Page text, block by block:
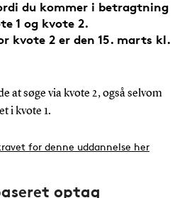
du kommer i betragtning
1 og kvote 2.
kvote 2 er den 15. marts kl.
at søge via kvote 2, også selvom
i kvote 1.
for denne uddannelse her
optag